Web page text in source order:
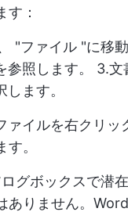
す：
"ファイル "に移
参照します。 3.
します。
ァイルを右クリッ
。
グボックスで潜
ありません。